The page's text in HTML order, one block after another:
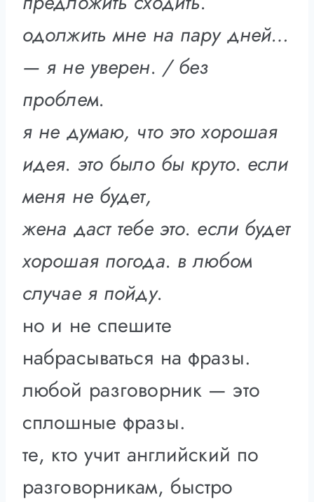
одолжить мне на пару дней…
— я не уверен. / без
проблем.
я не думаю, что это хорошая
идея. это было бы круто. если
меня не будет,
жена даст тебе это. если будет
хорошая погода. в любом
случае я пойду.
но и не спешите
набрасываться на фразы.
любой разговорник — это
сплошные фразы.
те, кто учит английский по
разговорникам, быстро